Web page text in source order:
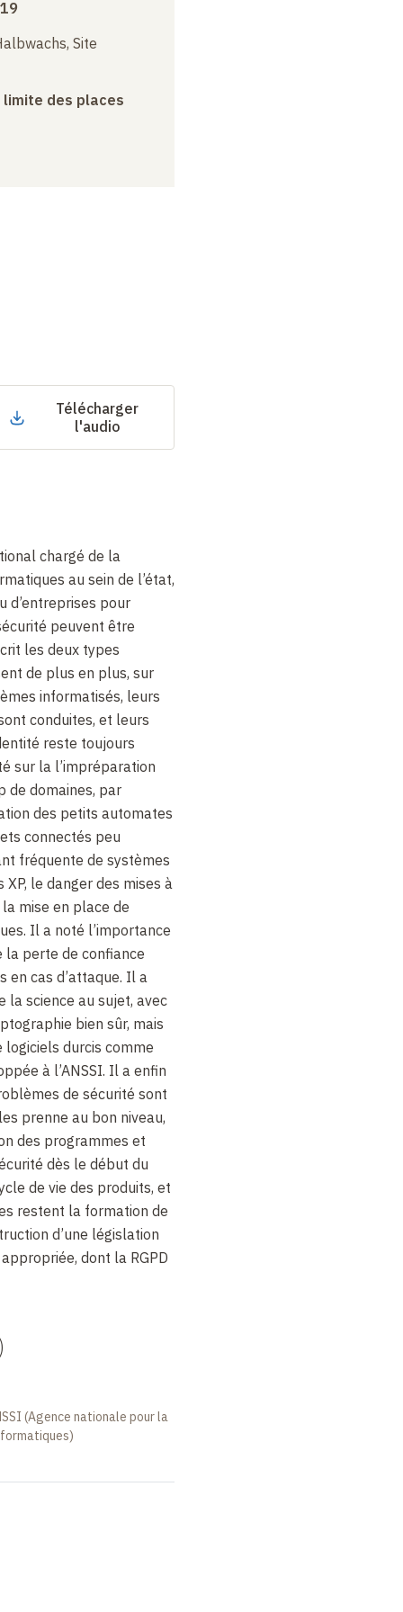
Site
limite des places
Télécharger
l'audio
chargé de la
au sein de l’état,
d’entreprises pour
peuvent être
les deux types
de plus en plus, sur
informatisés, leurs
conduites, et leurs
reste toujours
sur la l’impréparation
de domaines, par
des petits automates
connectés peu
fréquente de systèmes
XP, le danger des mises à
mise en place de
Il a noté l’importance
perte de confiance
en cas d’attaque. Il a
science au sujet, avec
bien sûr, mais
durcis comme
à l’ANSSI. Il a enfin
de sécurité sont
prenne au bon niveau,
des programmes et
dès le début du
de vie des produits, et
restent la formation de
d’une législation
dont la RGPD
(Agence nationale pour la